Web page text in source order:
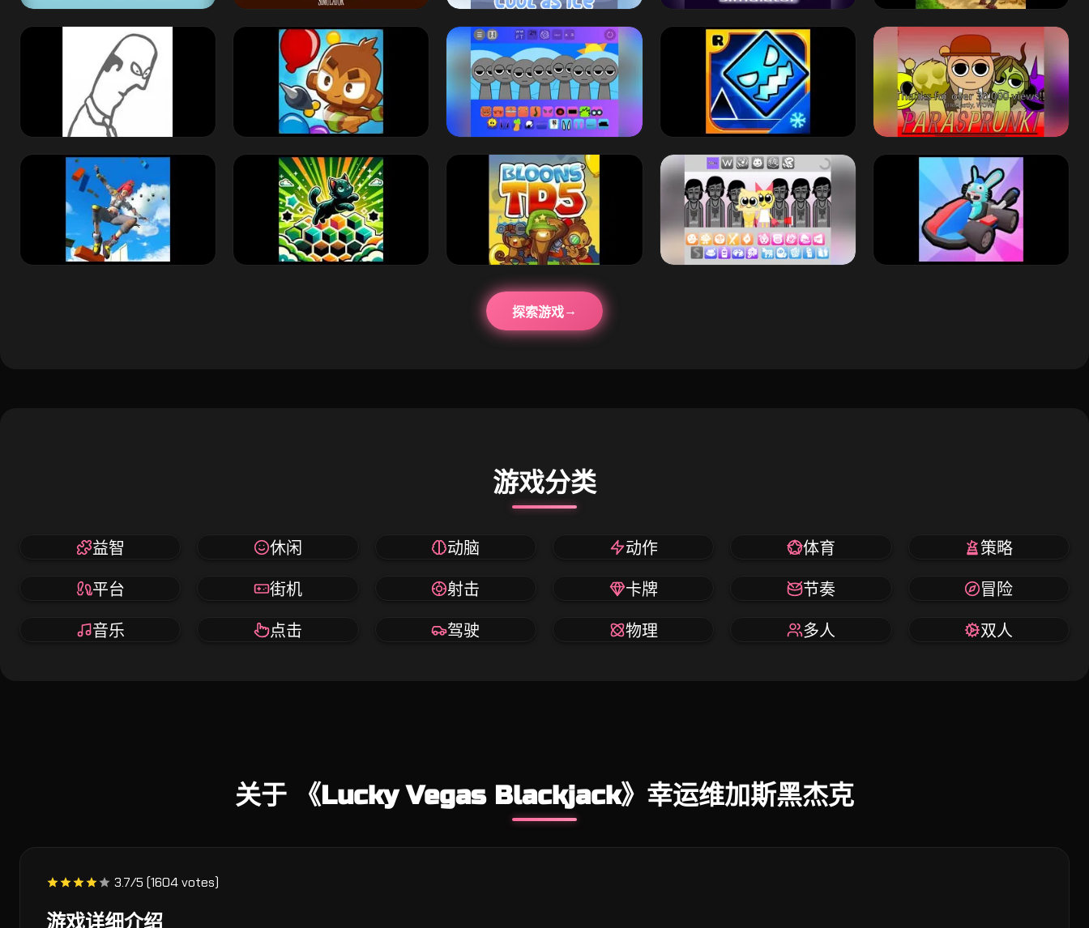
探索游戏
游戏分类
益智 休闲 动脑 动作 体育
策略
平台
街机 射击 卡牌 节奏
冒险
音乐
点击 驾驶 物理 多人 双人
关于 《Lucky Vegas Blackjack》幸运维加斯黑杰克
3.7/5 (1604 votes)
游戏详细介绍